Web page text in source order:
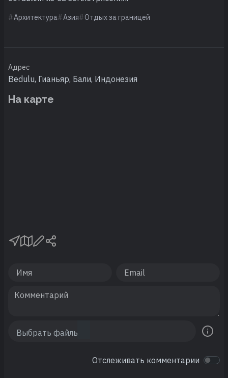
Архитектура Азия Отдых за границей
Адрес
Bedulu, Гианьяр, Бали, Индонезия
На карте
Отслеживать комментарии